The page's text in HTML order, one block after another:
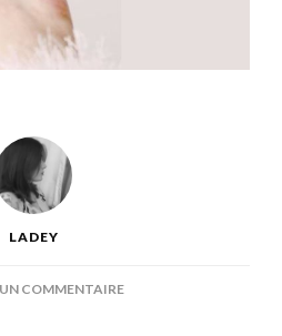
LADEY
COMMENTAIRESUR